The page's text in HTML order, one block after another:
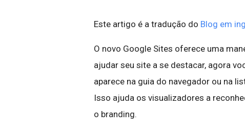
Este artigo é a tradução do Blog em
O novo Google Sites oferece uma
ajudar seu site a se destacar, agora
aparece na guia do navegador ou na
Isso ajuda os visualizadores a
o branding.